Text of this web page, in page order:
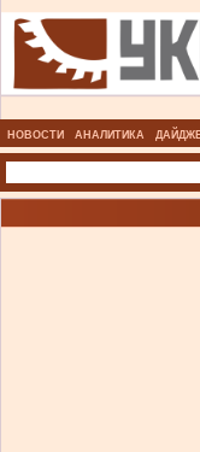
НОВОСТИ АНАЛИТИКА